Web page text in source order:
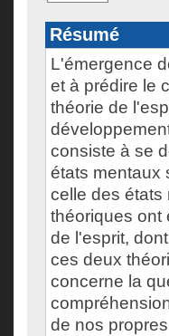
Résumé
L'émergence
et à prédire le
théorie de
consiste à se
états mentaux
celle des états
théoriques ont
de l'esprit,
ces deux
concerne la
de nos